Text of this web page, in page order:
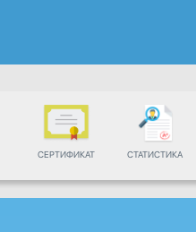
СЕРТИФИКАТ СТАТИСТИКА